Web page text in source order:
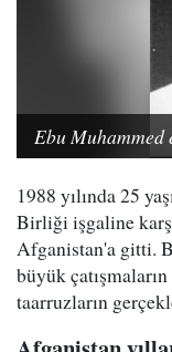
Ebu
1988 yılında 25
Birliği işgaline
Afganistan'a gitti.
büyük
taarruzların